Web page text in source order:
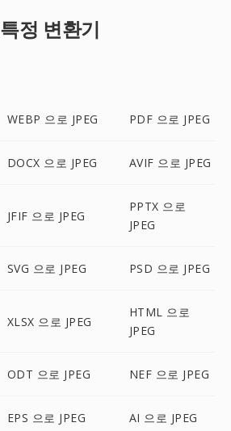
특정 변환기
WEBP 으로 JPEG PDF 으로 JPEG
DOCX 으로 JPEG AVIF 으로 JPEG
JFIF 으로 JPEG
PPTX 으로
JPEG
SVG 으로 JPEG PSD 으로 JPEG
XLSX 으로 JPEG
HTML 으로
JPEG
ODT 으로 JPEG NEF 으로 JPEG
EPS 으로 JPEG AI 으로 JPEG